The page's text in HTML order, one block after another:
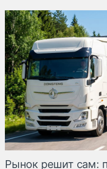
Рынок решит сам: